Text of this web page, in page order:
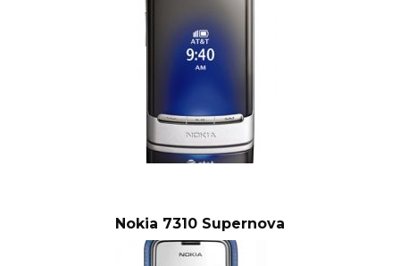
Nokia 7310 Supernova